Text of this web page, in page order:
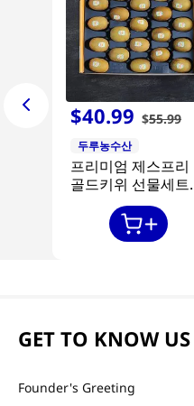
$40.99 $55.99
두루농수산
프리미엄 제스프리
골드키위 선물세트
GET TO KNOW US
Founder's Greeting